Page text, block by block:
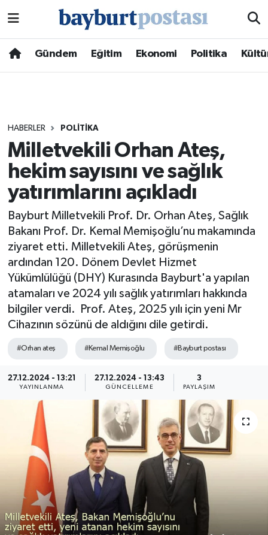
Gündem Eğitim Ekonomi Politika
HABERLER POLITIKA
Milletvekili Orhan Ateş,
hekim sayısını ve sağlık
yatırımlarını açıkladı
Bayburt Milletvekili Prof. Dr. Orhan Ateş, Sağlık
Bakanı Prof. Dr. Kemal Memişoğlu’nu makamında
ziyaret etti. Milletvekili Ateş, görüşmenin
ardından 120. Dönem Devlet Hizmet
Yükümlülüğü (DHY) Kurasında Bayburt'a yapılan
atamaları ve 2024 yılı sağlık yatırımları hakkında
bilgiler verdi. Prof. Ateş, 2025 yılı için yeni Mr
Cihazının sözünü de aldığını dile getirdi.
#Orhan ateş #Kemal Memişoğlu #Bayburt postası
27.12.2024 - 13:21
YAYINLANMA
27.12.2024 - 13:43
GÜNCELLEME
3
PAYLAŞIM
Hava Durumu
Süper Lig Puan Durumu ve Fikstür
Tüm Manşetler
Son Dakika Haberleri
Haber Arşivi